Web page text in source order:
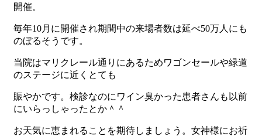
開催。
毎年10月に開催され期間中の来場者数は延べ50万人にも
のぼるそうです。
当院はマリクレール通りにあるためワゴンセールや緑道
のステージに近くとても
賑やかです。検診なのにワイン臭かった患者さんも以前
にいらっしゃったとか＾＾
お天気に恵まれることを期待しましょう。女神様にお祈